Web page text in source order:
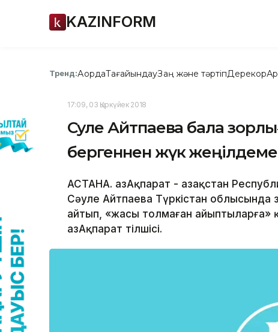
KAZINFORM
Тренд:АқордаТағайындауЗаң және тәртіпДерекқор
17:09, 03 Қыркүйек 2018
Сәуле Айтпаева бала
бергеннен жүк
АСТАНА. ҚазАқпарат - Қазақстан
Сәуле Айтпаева Түркістан облысында
айтып, «жасы толмаған айыптыларға»
ҚазАқпарат тілшісі.